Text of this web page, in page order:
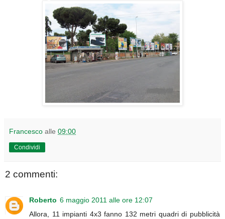
Francesco alle 09:00
Condividi
2 commenti:
Roberto 6 maggio 2011 alle ore 12:07
Allora, 11 impianti 4x3 fanno 132 metri quadri di pubblicità